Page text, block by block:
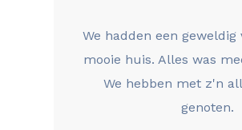
We hadden een
mooie huis. Alles was
We hebben met z'n
genoten.